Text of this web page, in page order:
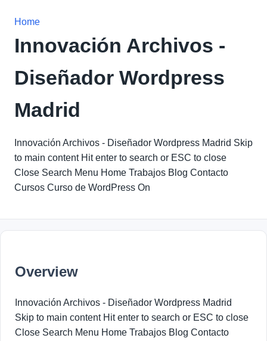
Home
Innovación Archivos -
Diseñador Wordpress
Madrid
Innovación Archivos - Diseñador Wordpress Madrid Skip
to main content Hit enter to search or ESC to close
Close Search Menu Home Trabajos Blog Contacto
Cursos Curso de WordPress On
Overview
Innovación Archivos - Diseñador Wordpress Madrid
Skip to main content Hit enter to search or ESC to close
Close Search Menu Home Trabajos Blog Contacto